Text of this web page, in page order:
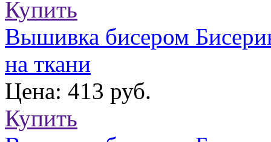
Купить
Вышивка бисером
на ткани
Цена: 413 руб.
Купить